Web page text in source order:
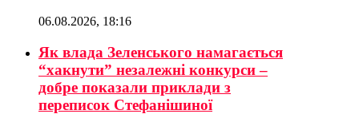
06.08.2026, 18:16
Як влада Зеленського намагається
“хакнути” незалежні конкурси –
добре показали приклади з
переписок Стефанішиної